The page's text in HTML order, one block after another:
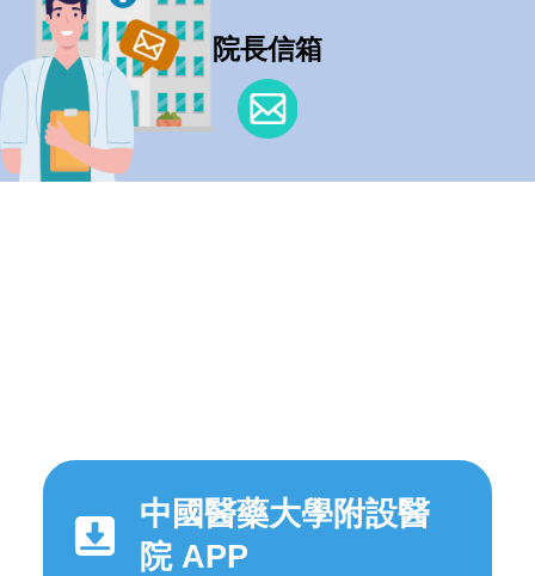
院長信箱
中國醫藥大學附設醫
院 APP